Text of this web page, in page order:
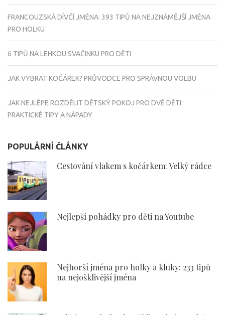
FRANCOUZSKÁ DÍVČÍ JMÉNA: 393 TIPŮ NA NEJZNÁMĚJŠÍ JMÉNA
PRO HOLKU
6 TIPŮ NA LEHKOU SVAČINKU PRO DĚTI
JAK VYBRAT KOČÁREK? PRŮVODCE PRO SPRÁVNOU VOLBU
JAK NEJLÉPE ROZDĚLIT DĚTSKÝ POKOJ PRO DVĚ DĚTI:
PRAKTICKÉ TIPY A NÁPADY
POPULÁRNÍ ČLÁNKY
Cestování vlakem s kočárkem: Velký rádce
Nejlepší pohádky pro děti na Youtube
Nejhorší jména pro holky a kluky: 233 tipů
na nejošklivější jména